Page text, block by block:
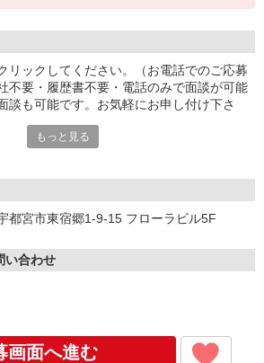
リックしてください。（お電話でのご応募
不要・履歴書不要・電話のみで面談が可能
談も可能です。お気軽にお申し付け下さ
もっと見る
都宮市東宿郷1-9-15 フローラビル5F
い合わせ
画面へ進む